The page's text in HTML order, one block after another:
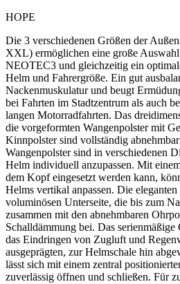
HOPE
Die 3 verschiedenen Größen der
XXL) ermöglichen eine große
NEOTEC3 und gleichzeitig ein
Helm und Fahrergröße. Ein gut
Nackenmuskulatur und beugt
bei Fahrten im Stadtzentrum als auch
langen Motorradfahrten. Das
die vorgeformten Wangenpolster mit
Kinnpolster sind vollständig
Wangenpolster sind in verschiedenen
Helm individuell anzupassen. Mit
dem Kopf eingesetzt werden kann,
Helms vertikal anpassen. Die
voluminösen Unterseite, die bis zum
zusammen mit den abnehmbaren
Schalldämmung bei. Das
das Eindringen von Zugluft und
ausgeprägten, zur Helmschale hin
lässt sich mit einem zentral
zuverlässig öffnen und schließen. Für